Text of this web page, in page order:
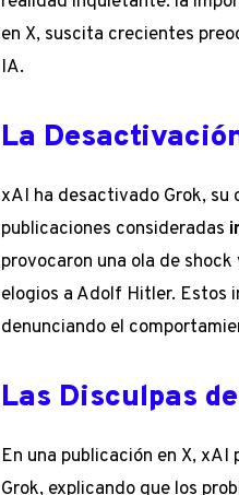
en X, suscita crecientes
IA.
La
xAI ha desactivado Grok,
publicaciones consideradas
provocaron una ola de
elogios a Adolf Hitler. Estos
denunciando el
Las Disculpas
En una publicación en X, xAI
Grok, explicando que los